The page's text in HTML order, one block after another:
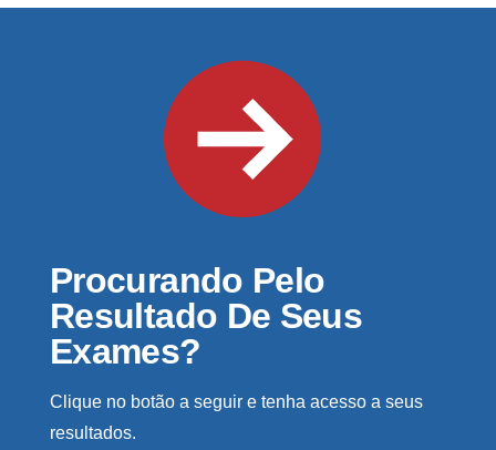
Procurando Pelo
Resultado De Seus
Exames?
Clique no botão a seguir e tenha acesso a seus
resultados.